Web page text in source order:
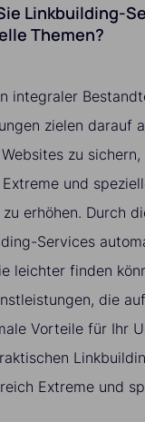
Linkbuilding-
Themen?
integraler
zielen darauf
zu
und
erhöhen. Durch
Services
leichter finden
die
Vorteile für Ihr
Extreme und